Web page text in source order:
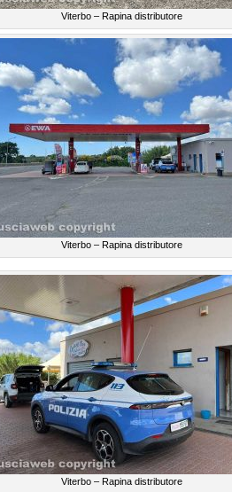
Viterbo – Rapina distributore
Viterbo – Rapina distributore
Viterbo – Rapina distributore